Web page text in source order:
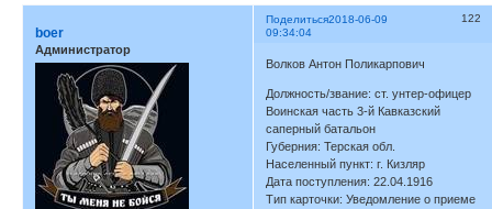
Поделиться 122
2018-06-09
09:34:04
boer
Администратор
Волков Антон Поликарпович
Должность/звание: ст. унтер-офицер
Воинская часть 3-й Кавказский
саперный батальон
Губерния: Терская обл.
Населенный пункт: г. Кизляр
Дата поступления: 22.04.1916
Тип карточки: Уведомление о приеме